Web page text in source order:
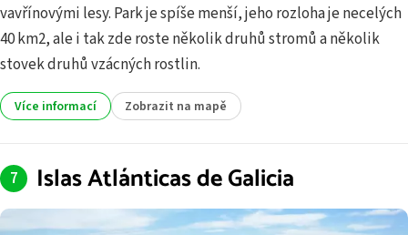
vavřínovými lesy. Park je spíše menší, jeho rozloha je necelých
40 km2, ale i tak zde roste několik druhů stromů a několik
stovek druhů vzácných rostlin.
Více informací Zobrazit na mapě
Islas Atlánticas de Galicia